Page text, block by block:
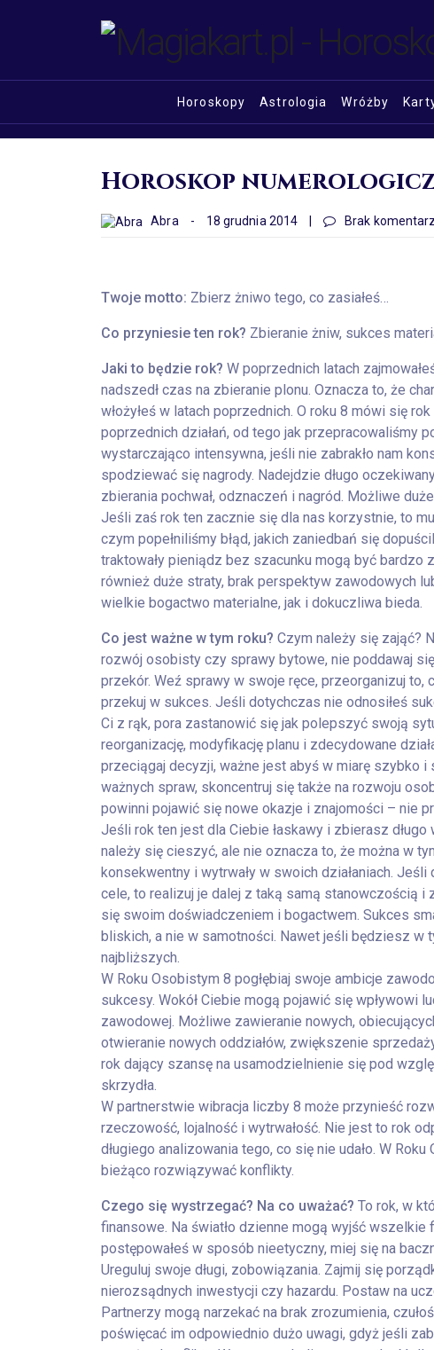
Horoskopy Astrologia Wróżby
Horoskop
Abra - 18 grudnia 2014 Brak
Twoje motto: Zbierz żniwo tego, co zasiałeś…
Co przyniesie ten rok? Zbieranie żniw, sukces
Jaki to będzie rok? W poprzednich latach
nadszedł czas na zbieranie plonu. Oznacza to, że
włożyłeś w latach poprzednich. O roku 8 mówi się
poprzednich działań, od tego jak przepracowaliśmy
wystarczająco intensywna, jeśli nie zabrakło nam
spodziewać się nagrody. Nadejdzie długo
zbierania pochwał, odznaczeń i nagród. Możliwe
Jeśli zaś rok ten zacznie się dla nas korzystnie, to
czym popełniliśmy błąd, jakich zaniedbań się
traktowały pieniądz bez szacunku mogą być
również duże straty, brak perspektyw zawodowych
wielkie bogactwo materialne, jak i dokuczliwa bieda.
Co jest ważne w tym roku? Czym należy się zająć?
rozwój osobisty czy sprawy bytowe, nie poddawaj
przekór. Weź sprawy w swoje ręce, przeorganizuj
przekuj w sukces. Jeśli dotychczas nie odnosiłeś
Ci z rąk, pora zastanowić się jak polepszyć swoją
reorganizację, modyfikację planu i zdecydowane
przeciągaj decyzji, ważne jest abyś w miarę szybko
ważnych spraw, skoncentruj się także na rozwoju
powinni pojawić się nowe okazje i znajomości – nie
Jeśli rok ten jest dla Ciebie łaskawy i zbierasz
należy się cieszyć, ale nie oznacza to, że można w
konsekwentny i wytrwały w swoich działaniach.
cele, to realizuj je dalej z taką samą stanowczością i
się swoim doświadczeniem i bogactwem. Sukces
bliskich, a nie w samotności. Nawet jeśli będziesz w
najbliższych.
W Roku Osobistym 8 pogłębiaj swoje ambicje
sukcesy. Wokół Ciebie mogą pojawić się wpływowi
zawodowej. Możliwe zawieranie nowych,
otwieranie nowych oddziałów, zwiększenie
rok dający szansę na usamodzielnienie się pod
skrzydła.
W partnerstwie wibracja liczby 8 może przynieść
rzeczowość, lojalność i wytrwałość. Nie jest to rok
długiego analizowania tego, co się nie udało. W
bieżąco rozwiązywać konflikty.
Czego się wystrzegać? Na co uważać? To rok, w
finansowe. Na światło dzienne mogą wyjść
postępowałeś w sposób nieetyczny, miej się na
Ureguluj swoje długi, zobowiązania. Zajmij się
nierozsądnych inwestycji czy hazardu. Postaw na
Partnerzy mogą narzekać na brak zrozumienia,
poświęcać im odpowiednio dużo uwagi, gdyż jeśli